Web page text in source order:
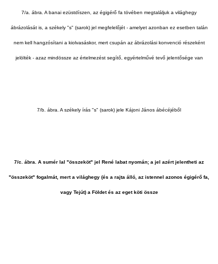
7/a. ábra. A banai ezüstdíszen, az égigérő fa tövében megtaláljuk a világhegy
ábrázolását is, a székely "s" (sarok) jel megfelelőjét - amelyet azonban ez esetben talán
nem kell hangzósítani a kiolvasáskor, mert csupán az ábrázolási konvenció részeként
jelölték - azaz mindössze az értelmezést segítő, egyértelművé tevő jelentősége van
7/b. ábra. A székely írás "s" (sarok) jele Kájoni János ábécéjéből
7/c. ábra. A sumér lal "összeköt" jel René labat nyomán; a jel azért jelentheti az
"összeköt" fogalmát, mert a világhegy (és a rajta álló, az istennel azonos égigérő fa,
vagy Tejút) a Földet és az eget köti össze